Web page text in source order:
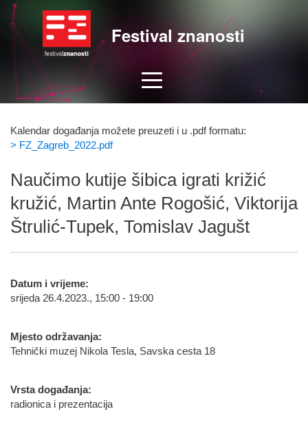
Festival znanosti
Kalendar događanja možete preuzeti i u .pdf formatu:
> FZ_Zagreb_2022.pdf
Naučimo kutije šibica igrati križić
kružić, Martin Ante Rogošić, Viktorija
Štrulić-Tupek, Tomislav Jagušt
Datum i vrijeme:
srijeda 26.4.2023., 15:00 - 19:00
Mjesto održavanja:
Tehnički muzej Nikola Tesla, Savska cesta 18
Vrsta događanja:
radionica i prezentacija